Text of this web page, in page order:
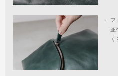
・
フ
並
く